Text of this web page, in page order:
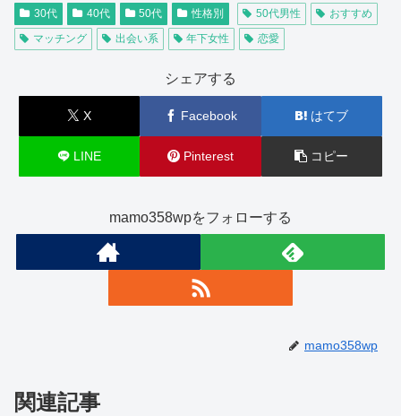
30代 40代 50代 性格別 50代男性
おすすめ
マッチング
出会い系 年下女性 恋愛
シェアする
X Facebook はてブ
LINE Pinterest コピー
mamo358wpをフォローする
mamo358wp
関連記事